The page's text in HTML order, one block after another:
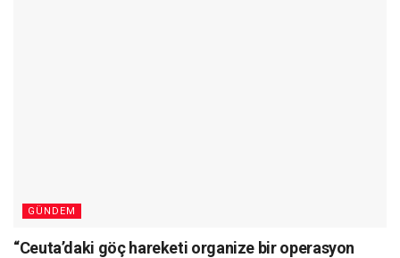
GÜNDEM
“Ceuta’daki göç hareketi organize bir operasyon